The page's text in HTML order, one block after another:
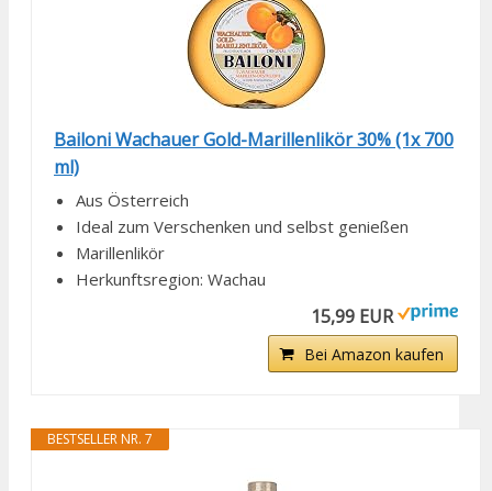
Bailoni Wachauer Gold-Marillenlikör 30% (1x 700
ml)
Aus Österreich
Ideal zum Verschenken und selbst genießen
Marillenlikör
Herkunftsregion: ‎Wachau
15,99 EUR
Bei Amazon kaufen
BESTSELLER NR. 7